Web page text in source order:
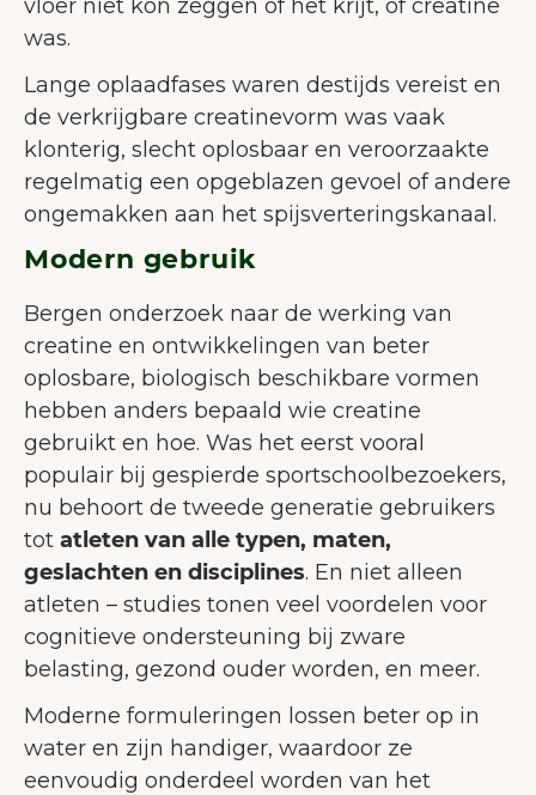
vloer niet kon zeggen of het krijt, of creatine
was.
Lange oplaadfases waren destijds vereist en
de verkrijgbare creatinevorm was vaak
klonterig, slecht oplosbaar en veroorzaakte
regelmatig een opgeblazen gevoel of andere
ongemakken aan het spijsverteringskanaal.
Modern gebruik
Bergen onderzoek naar de werking van
creatine en ontwikkelingen van beter
oplosbare, biologisch beschikbare vormen
hebben anders bepaald wie creatine
gebruikt en hoe. Was het eerst vooral
populair bij gespierde sportschoolbezoekers,
nu behoort de tweede generatie gebruikers
tot atleten van alle typen, maten,
geslachten en disciplines. En niet alleen
atleten – studies tonen veel voordelen voor
cognitieve ondersteuning bij zware
belasting, gezond ouder worden, en meer.
Moderne formuleringen lossen beter op in
water en zijn handiger, waardoor ze
eenvoudig onderdeel worden van het